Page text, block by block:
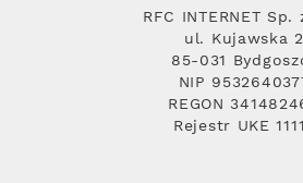
RFC INTERNET Sp.
ul. Kujawska 2
85-031
NIP
REGON
Rejestr UKE